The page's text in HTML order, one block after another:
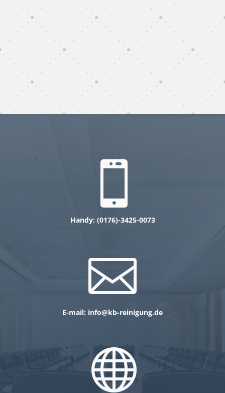
subunternehmer reinigung
Mannheim
subunternehmer gebäudereinigung Mannheim
gebäudereinigung subunternehmer Mannheim

Handy: (0176)-3425-0073

E-mail: info@kb-reinigung.de
